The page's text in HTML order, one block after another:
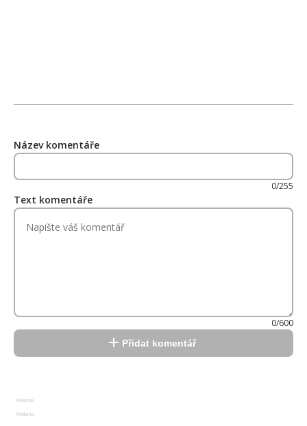
Název komentáře
0/255
Text komentáře
0/600
Přidat komentář
Reklama
Reklama